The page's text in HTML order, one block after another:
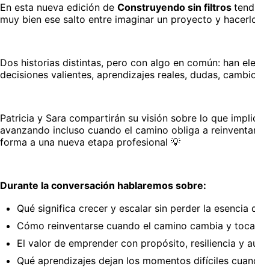
En esta nueva edición de Construyendo sin filtros
muy bien ese salto entre imaginar un proyecto y
Dos historias distintas, pero con algo en común: han
decisiones valientes, aprendizajes reales, dudas,
Patricia y Sara compartirán su visión sobre lo que
avanzando incluso cuando el camino obliga a
forma a una nueva etapa profesional 💡
Durante la conversación hablaremos sobre:
Qué significa crecer y escalar sin perder la esencia
Cómo reinventarse cuando el camino cambia y
El valor de emprender con propósito, resiliencia y
Qué aprendizajes dejan los momentos difíciles